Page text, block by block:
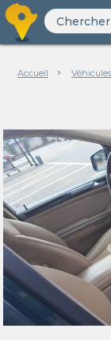
Accueil Véhicules